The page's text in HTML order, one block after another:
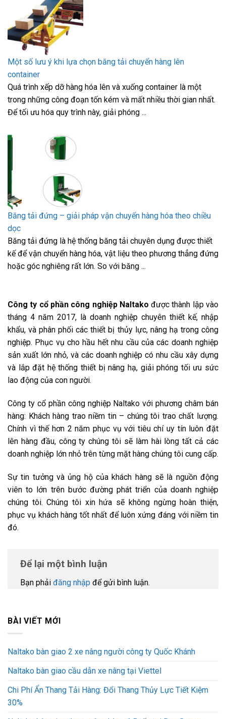
Một số lưu ý khi lựa chọn băng tải chuyển hàng lên
container
Quá trình xếp dỡ hàng hóa lên và xuống container là một
trong những công đoạn tốn kém và mất nhiều thời gian nhất.
Để tối ưu hóa quy trình này, giải phóng ...
Băng tải đứng – giải pháp vận chuyển hàng hóa theo chiều
dọc
Băng tải đứng là hệ thống băng tải chuyên dụng được thiết
kế để vận chuyển hàng hóa, vật liệu theo phương thẳng đứng
hoặc góc nghiêng rất lớn. So với băng ...
Công ty cổ phần công nghiệp Naltako được thành lập vào
tháng 4 năm 2017, là doanh nghiệp chuyên thiết kế, nhập
khẩu, và phân phối các thiết bị thủy lực, nâng hạ trong công
nghiệp. Phục vụ cho hầu hết nhu cầu của các doanh nghiệp
sản xuất lớn nhỏ, và các doanh nghiệp có nhu cầu xây dựng
và lắp đặt hệ thống thiết bị nâng hạ, giải phóng tối ưu sức
lao động của con người.
Công ty cổ phần công nghiệp Naltako với phương châm bán
hàng: Khách hàng trao niềm tin – chúng tôi trao chất lượng.
Chính vì thế hơn 2 năm phục vụ với tiêu chí uy tín luôn đặt
lên hàng đầu, công ty chúng tôi sẽ làm hài lòng tất cả các
doanh nghiệp lớn nhỏ trên từng mặt hàng chúng tôi cung cấp.
Sự tin tưởng và ủng hộ của khách hàng sẽ là nguồn động
viên to lớn trên bước đường phát triển của doanh nghiệp
chúng tôi. Chúng tôi xin hứa sẽ không ngừng hoàn thiện,
phục vụ khách hàng tốt nhất để luôn xứng đáng với niềm tin
đó.
Để lại một bình luận
Bạn phải đăng nhập để gửi bình luận.
BÀI VIẾT MỚI
Naltako bàn giao 2 xe nâng người công ty Quốc Khánh
Naltako bàn giao cầu dẫn xe nâng tại Viettel
Chi Phí Ẩn Thang Tải Hàng: Đổi Thang Thủy Lực Tiết Kiệm
30%